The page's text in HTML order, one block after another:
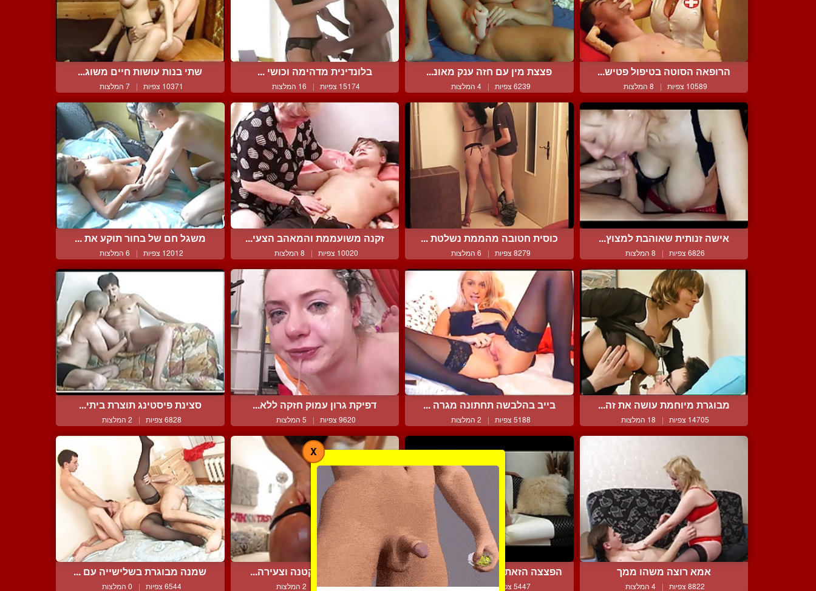
הרופאה הסוטה בטיפול פטיש...
10589 צפיות | 8 המלצות
פצצת מין עם חזה ענק מאונ...
6239 צפיות | 4 המלצות
בלונדינית מדהימה וכושי ...
15174 צפיות | 16 המלצות
שתי בנות עושות חיים משוג...
10371 צפיות | 7 המלצות
אישה זנותית שאוהבת למצוץ...
6826 צפיות | 8 המלצות
כוסית חטובה מהממת נשלטת ...
8279 צפיות | 6 המלצות
זקנה משועממת והמאהב הצעי...
10020 צפיות | 8 המלצות
משגל חם של בחור תוקע את ...
12012 צפיות | 6 המלצות
מבוגרת מיוחמת עושה את זה...
14705 צפיות | 18 המלצות
בייב בהלבשה תחתונה מגרה ...
5188 צפיות | 2 המלצות
דפיקת גרון עמוק חזקה ללא...
9620 צפיות | 5 המלצות
סצינת פיסטינג תוצרת ביתי...
6828 צפיות | 2 המלצות
אמא רוצה משהו ממך
8822 צפיות | 4 המלצות
הפצצה הזאת ממש משתוקקת ש...
5447 צפיות | 3 המלצות
פצצה ברונטית קטנה וצעירה...
5622 צפיות | 2 המלצות
שמנה מבוגרת בשלישייה עם ...
6544 צפיות | 0 המלצות
X